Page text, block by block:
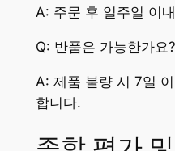
A: 주문 후 일주일 이
Q: 반품은 가능한가요?
A: 제품 불량 시 7일
합니다.